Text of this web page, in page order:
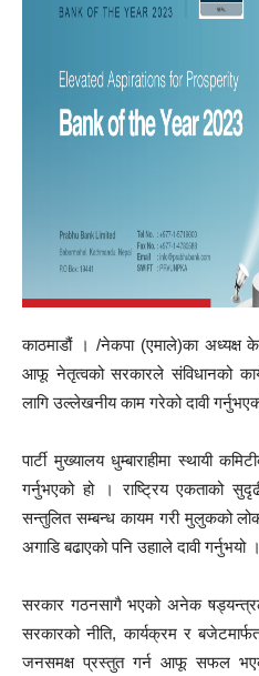
काठमाडौं । /नेकपा (एमाले)का अध्यक्ष
आफू नेतृत्वको सरकारले संविधानको
लागि उल्लेखनीय काम गरेको दावी
पार्टी मुख्यालय धुम्बाराहीमा स्थायी
गर्नुभएको हो । राष्ट्रिय एकताको
सन्तुलित सम्बन्ध कायम गरी मुलुकको
अगाडि बढाएको पनि उहााले दावी गर्नुभयो ।
सरकार गठनसागै भएको अनेक
सरकारको नीति, कार्यक्रम र
जनसमक्ष प्रस्तुत गर्न आफू सफल भएको